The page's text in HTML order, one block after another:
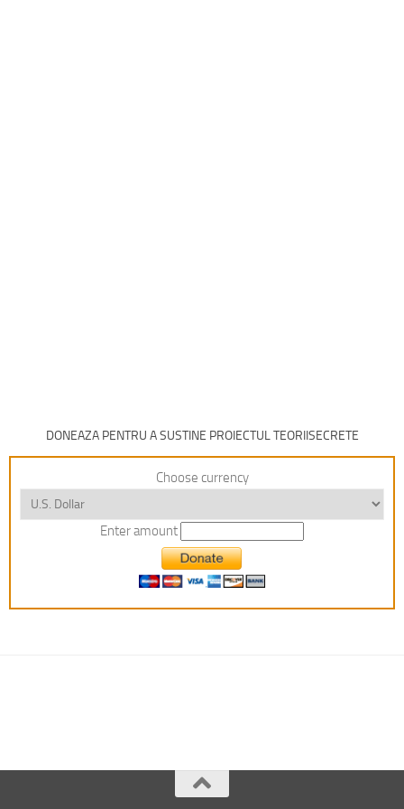
DONEAZA PENTRU A SUSTINE PROIECTUL TEORIISECRETE
Choose currency
Enter amount